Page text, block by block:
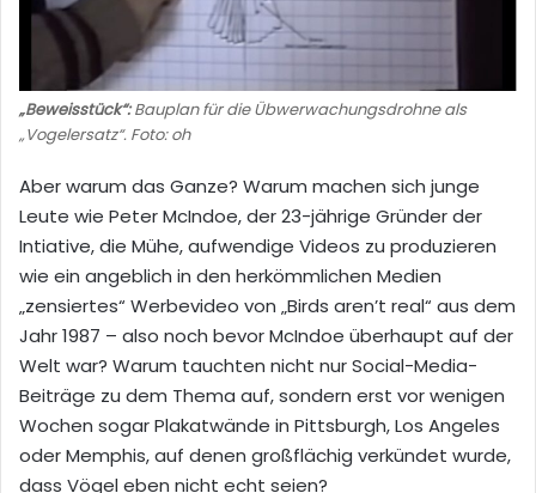
„Beweisstück“:Bauplan für die Übwerwachungsdrohne als
„Vogelersatz“. Foto: oh
Aber warum das Ganze? Warum machen sich junge
Leute wie Peter McIndoe, der 23-jährige Gründer der
Intiative, die Mühe, aufwendige Videos zu produzieren
wie ein angeblich in den herkömmlichen Medien
„zensiertes“ Werbevideo von „Birds aren’t real“ aus dem
Jahr 1987 – also noch bevor McIndoe überhaupt auf der
Welt war? Warum tauchten nicht nur Social-Media-
Beiträge zu dem Thema auf, sondern erst vor wenigen
Wochen sogar Plakatwände in Pittsburgh, Los Angeles
oder Memphis, auf denen großflächig verkündet wurde,
dass Vögel eben nicht echt seien?